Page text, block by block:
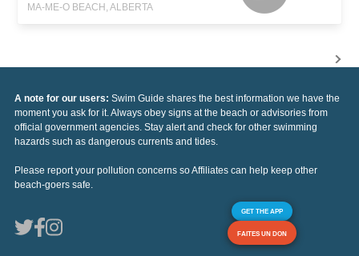
MA-ME-O BEACH, ALBERTA
A note for our users: Swim Guide shares the best information we have the
moment you ask for it. Always obey signs at the beach or advisories from
official government agencies. Stay alert and check for other swimming
hazards such as dangerous currents and tides.
Please report your pollution concerns so Affiliates can help keep other
beach-goers safe.
GET THE APP
FAITES UN DON